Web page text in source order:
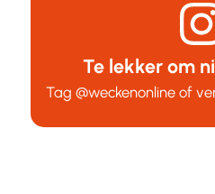
Te lekker om
Tag@weckenonline of